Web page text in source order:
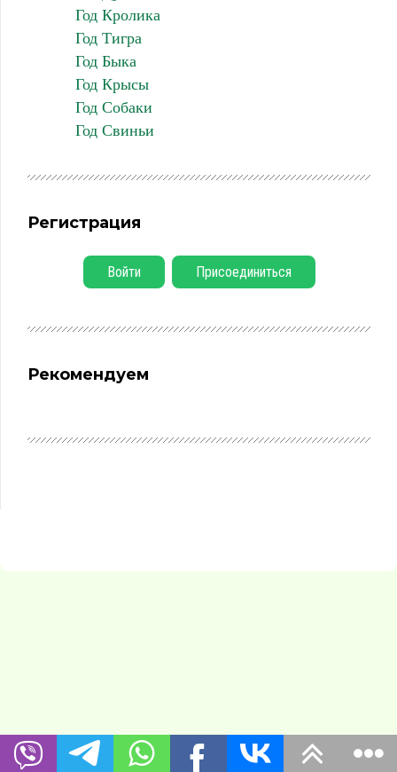
Год Кролика
Год Тигра
Год Быка
Год Крысы
Год Собаки
Год Свиньи
Регистрация
Войти Присоединиться
Рекомендуем